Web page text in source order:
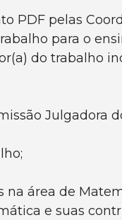
PDF pelas
para o
do trabalho
Julgadora
área de
e suas